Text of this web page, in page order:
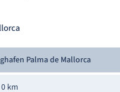
Palma de Mallorca
0 km